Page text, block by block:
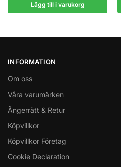
Lägg till i varukorg
INFORMATION
Om oss
Våra varumärken
Ångerrätt & Retur
Köpvillkor
Köpvillkor Företag
Cookie Declaration